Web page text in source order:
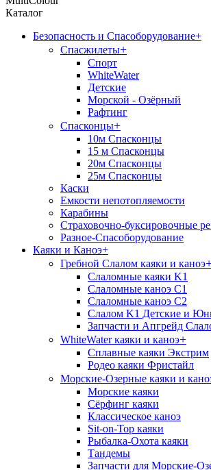
Каталог
Безопасность и Спасоборудование+
Спасжилеты+
Спорт
WhiteWater
Детские
Морской - Озёрный
Рафтинг
Спасконцы+
10м Спасконцы
15 м Спасконцы
20м Спасконцы
25м Спасконцы
Каски
Емкости непотопляемости
Карабины
Страховочно-буксировочные
Разное-Спасоборудование
Каяки и Каноэ+
Гребной Слалом каяки и каноэ
Слаломные каяки K1
Слаломные каноэ С1
Слаломные каноэ С2
Слалом K1 Детские и
Запчасти и Апгрейд
WhiteWater каяки и каноэ+
Сплавные каяки Экстрим
Родео каяки Фристайл
Морские-Озерные каяки и
Морские каяки
Сёрфинг каяки
Классическое каноэ
Sit-on-Top каяки
Рыбалка-Охота каяки
Тандемы
Запчасти для Морские-